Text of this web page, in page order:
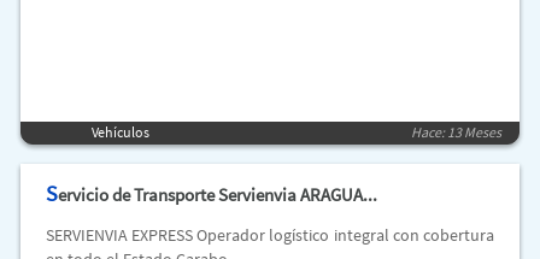
Vehículos Hace: 13 Meses
Servicio de Transporte Servienvia ARAGUA...
SERVIENVIA EXPRESS Operador logístico integral con cobertura